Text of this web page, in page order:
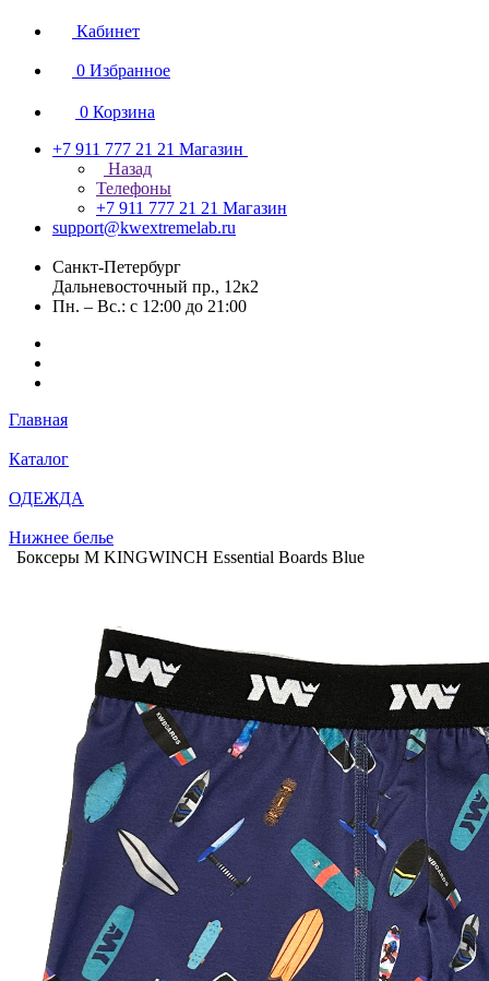
Кабинет
0 Избранное
0 Корзина
+7 911 777 21 21 Магазин
Назад
Телефоны
+7 911 777 21 21 Магазин
support@kwextremelab.ru
Санкт-Петербург
Дальневосточный пр., 12к2
Пн. – Вс.: с 12:00 до 21:00
Главная
Каталог
ОДЕЖДА
Нижнее белье
Боксеры М KINGWINCH Essential Boards Blue